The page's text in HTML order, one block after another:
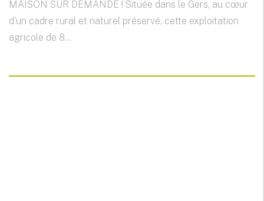
MAISON SUR DEMANDE ! Située dans le Gers, au cœur
d'un cadre rural et naturel préservé, cette exploitation
agricole de 8...